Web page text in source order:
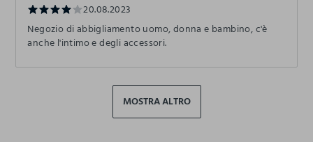
20.08.2023
Negozio di abbigliamento uomo, donna e bambino, c'è
anche l'intimo e degli accessori.
MOSTRA ALTRO